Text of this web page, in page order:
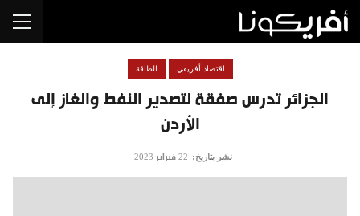
الجزائر تدرس صفقة لتصدير النفط والغاز إلى
الأردن
اقتصاد أفريقي الطاقة
نشر بتاريخ: 22 فبراير 2023